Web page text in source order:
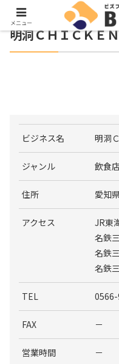
明洞ＣＨＩＣＫＥ
ビジネス名 明洞
ジャンル 飲食
住所 愛知
アクセス
JR東
名鉄
名鉄
名鉄
TEL
FAX －
営業時間 －
メニュー